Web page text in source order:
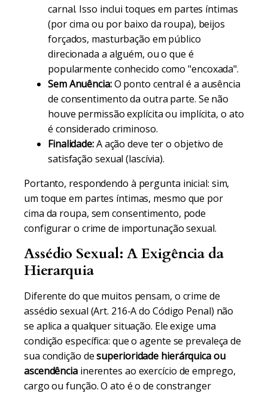
carnal. Isso inclui toques em partes íntimas
(por cima ou por baixo da roupa), beijos
forçados, masturbação em público
direcionada a alguém, ou o que é
popularmente conhecido como "encoxada".
Sem Anuência:O ponto central é a ausência
de consentimento da outra parte. Se não
houve permissão explícita ou implícita, o ato
é considerado criminoso.
Finalidade:A ação deve ter o objetivo de
satisfação sexual (lascívia).
Portanto, respondendo à pergunta inicial: sim,
um toque em partes íntimas, mesmo que por
cima da roupa, sem consentimento, pode
configurar o crime de importunação sexual.
Assédio Sexual: A Exigência da
Hierarquia
Diferente do que muitos pensam, o crime de
assédio sexual (Art. 216-A do Código Penal) não
se aplica a qualquer situação. Ele exige uma
condição específica: que o agente se prevaleça de
sua condição desuperioridade hierárquica ou
ascendênciainerentes ao exercício de emprego,
cargo ou função. O ato é o de constranger